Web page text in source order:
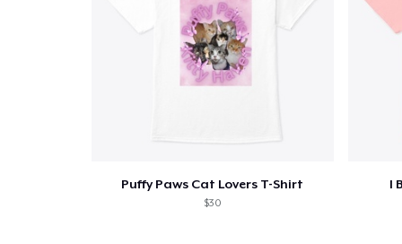
Puffy Paws Cat Lovers T-Shirt
$30
I